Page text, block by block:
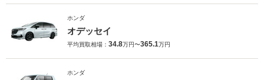
ホンダ
オデッセイ
平均買取相場： 34.8万円〜365.1万円
ホンダ